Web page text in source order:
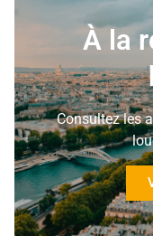
À la
Consultez les